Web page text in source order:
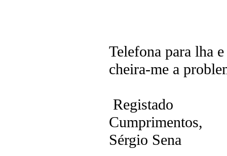
Telefona para lha
cheira-me a
Registado
Cumprimentos,
Sérgio Sena